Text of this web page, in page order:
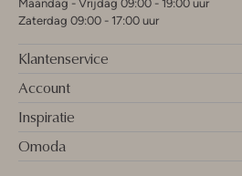
Maandag - Vrijdag 09:00 - 19:00 uur
Zaterdag 09:00 - 17:00 uur
Klantenservice
Account
Inspiratie
Omoda